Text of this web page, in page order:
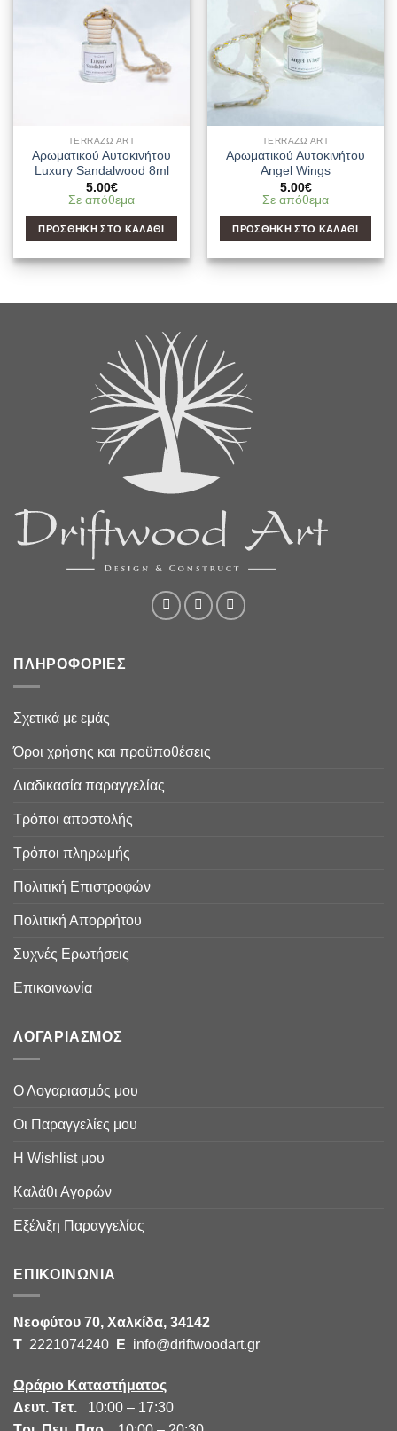
TERRAΖΩ ART
Αρωματικού Αυτοκινήτου
Luxury Sandalwood 8ml
5.00€
Σε απόθεμα
ΠΡΟΣΘΉΚΗ ΣΤΟ ΚΑΛΆΘΙ
TERRAΖΩ ART
Αρωματικού Αυτοκινήτου
Angel Wings
5.00€
Σε απόθεμα
ΠΡΟΣΘΉΚΗ ΣΤΟ ΚΑΛΆΘΙ
ΠΛΗΡΟΦΟΡΙΕΣ
Σχετικά με εμάς
Όροι χρήσης και προϋποθέσεις
Διαδικασία παραγγελίας
Τρόποι αποστολής
Τρόποι πληρωμής
Πολιτική Επιστροφών
Πολιτική Απορρήτου
Συχνές Ερωτήσεις
Επικοινωνία
ΛΟΓΑΡΙΑΣΜΟΣ
Ο Λογαριασμός μου
Οι Παραγγελίες μου
Η Wishlist μου
Καλάθι Αγορών
Εξέλιξη Παραγγελίας
ΕΠΙΚΟΙΝΩΝΙΑ
Νεοφύτου 70, Χαλκίδα, 34142
Τ 2221074240 E info@driftwoodart.gr
Ωράριο Καταστήματος
Δευτ. Τετ. 10:00 – 17:30